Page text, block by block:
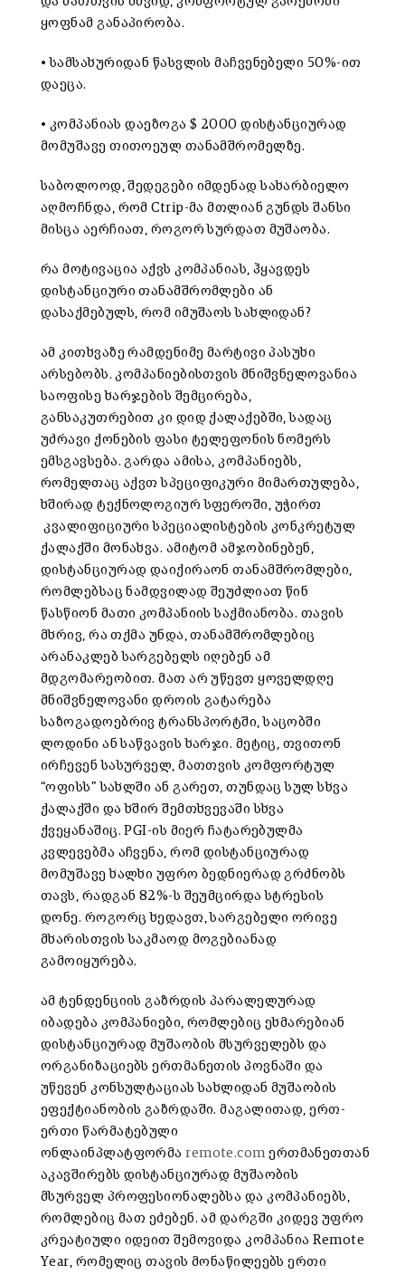
ყოფნამ განაპირობა.
• სამსახურიდან წასვლის მაჩვენებელი 50%-ით
დაეცა.
• კომპანიას დაეზოგა $ 2000 დისტანციურად
მომუშავე თითოეულ თანამშრომელზე.
საბოლოოდ, შედეგები იმდენად სახარბიელო
აღმოჩნდა, რომ Ctrip-მა მთლიან გუნდს შანსი
მისცა აერჩიათ, როგორ სურდათ მუშაობა.
რა მოტივაცია აქვს კომპანიას, ჰყავდეს
დისტანციური თანამშრომლები ან
დასაქმებულს, რომ იმუშაოს სახლიდან?
ამ კითხვაზე რამდენიმე მარტივი პასუხი
არსებობს. კომპანიებისთვის მნიშვნელოვანია
საოფისე ხარჯების შემცირება,
განსაკუთრებით კი დიდ ქალაქებში, სადაც
უძრავი ქონების ფასი ტელეფონის ნომერს
ემსგავსება. გარდა ამისა, კომპანიებს,
რომელთაც აქვთ სპეციფიკური მიმართულება,
ხშირად ტექნოლოგიურ სფეროში, უჭირთ
კვალიფიციური სპეციალისტების კონკრეტულ
ქალაქში მონახვა. ამიტომ ამჯობინებენ,
დისტანციურად დაიქირაონ თანამშრომლები,
რომლებსაც ნამდვილად შეუძლიათ წინ
წასწიონ მათი კომპანიის საქმიანობა. თავის
მხრივ, რა თქმა უნდა, თანამშრომლებიც
არანაკლებ სარგებელს იღებენ ამ
მდგომარეობით. მათ არ უწევთ ყოველდღე
მნიშვნელოვანი დროის გატარება
საზოგადოებრივ ტრანსპორტში, საცობში
ლოდინი ან საწვავის ხარჯი. მეტიც, თვითონ
ირჩევენ სასურველ, მათთვის კომფორტულ
“ოფისს” სახლში ან გარეთ, თუნდაც სულ სხვა
ქალაქში და ხშირ შემთხვევაში სხვა
ქვეყანაშიც. PGI-ის მიერ ჩატარებულმა
კვლევებმა აჩვენა, რომ დისტანციურად
მომუშავე ხალხი უფრო ბედნიერად გრძნობს
თავს, რადგან 82%-ს შეუმცირდა სტრესის
დონე. როგორც ხედავთ, სარგებელი ორივე
მხარისთვის საკმაოდ მოგებიანად
გამოიყურება.
ამ ტენდენციის გაზრდის პარალელურად
იბადება კომპანიები, რომლებიც ეხმარებიან
დისტანციურად მუშაობის მსურველებს და
ორგანიზაციებს ერთმანეთის პოვნაში და
უწევენ კონსულტაციას სახლიდან მუშაობის
ეფექტიანობის გაზრდაში. მაგალითად, ერთ-
ერთი წარმატებული
ონლაინპლატფორმაremote.com ერთმანეთთან
აკავშირებს დისტანციურად მუშაობის
მსურველ პროფესიონალებსა და კომპანიებს,
რომლებიც მათ ეძებენ. ამ დარგში კიდევ უფრო
კრეატიული იდეით შემოვიდა კომპანია Remote
Year, რომელიც თავის მონაწილეებს ერთი